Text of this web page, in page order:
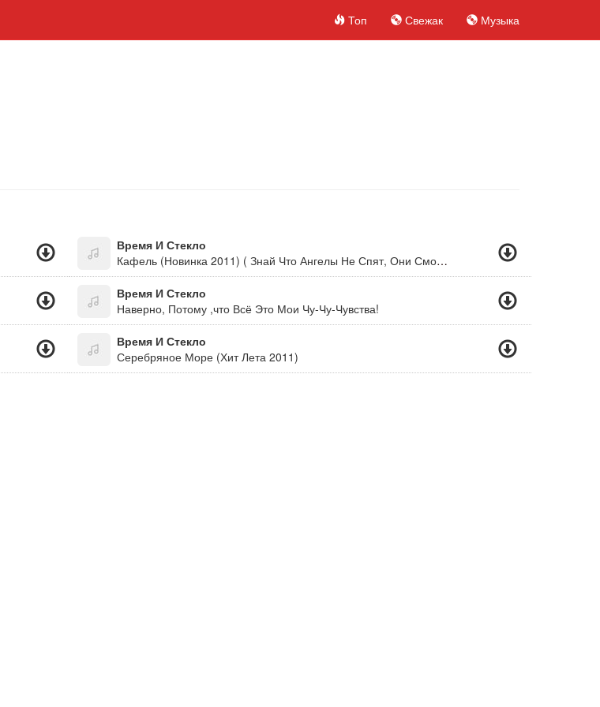
Топ Свежак Музыка
Время И Стекло
Кафель (Новинка 2011) ( Знай Что Ангелы Не Спят, Они Смотрят На Тебя, Они Смотрят На Тебя...)
Время И Стекло
Наверно, Потому ,что Всё Это Мои Чу-Чу-Чувства!
Время И Стекло
Серебряное Море (Хит Лета 2011)